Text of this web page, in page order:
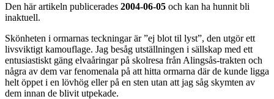
Den här artikeln publicerades 2004-06-05 och kan ha hunnit bli
inaktuell.
Skönheten i ormarnas teckningar är ”ej blot til lyst”, den utgör ett
livsviktigt kamouflage. Jag besåg utställningen i sällskap med ett
entusiastiskt gäng elvaåringar på skolresa från Alingsås-trakten och
några av dem var fenomenala på att hitta ormarna där de kunde ligga
helt öppet i en lövhög eller på en sten utan att jag såg skymten av
dem innan de blivit utpekade.